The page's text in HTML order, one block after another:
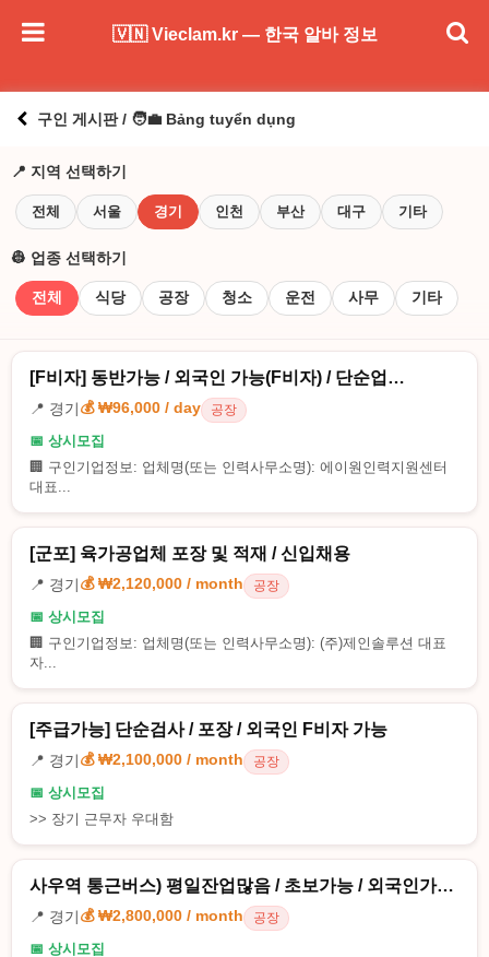
🇻🇳 Vieclam.kr — 한국 알바 정보
구인 게시판 / 🧑‍💼 Bảng tuyển dụng
📍 지역 선택하기
전체 서울 경기 인천 부산 대구 기타
👷 업종 선택하기
전체 식당 공장 청소 운전 사무 기타
[F비자] 동반가능 / 외국인 가능(F비자) / 단순업…
📍 경기💰 ₩96,000 / day 공장
📅 상시모집
🏢 구인기업정보: 업체명(또는 인력사무소명): 에이원인력지원센터
대표...
[군포] 육가공업체 포장 및 적재 / 신입채용
📍 경기💰 ₩2,120,000 / month 공장
📅 상시모집
🏢 구인기업정보: 업체명(또는 인력사무소명): (주)제인솔루션 대표
자...
[주급가능] 단순검사 / 포장 / 외국인 F비자 가능
📍 경기💰 ₩2,100,000 / month 공장
📅 상시모집
>> 장기 근무자 우대함
사우역 통근버스) 평일잔업많음 / 초보가능 / 외국인가…
📍 경기💰 ₩2,800,000 / month 공장
📅 상시모집